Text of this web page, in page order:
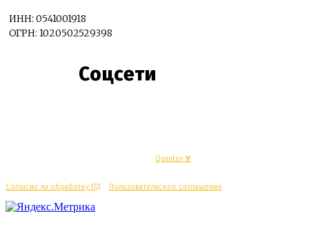
ИНН: 0541001918
ОГРН: 1020502529398
Соцсети
Quantor-∀
Согласие на обработку ПД Пользовательское соглашение